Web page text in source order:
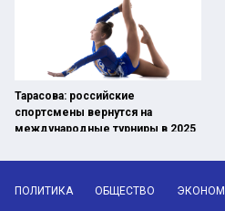
Тарасова: российские
спортсмены вернутся на
международные турниры в 2025
ПОЛИТИКА ОБЩЕСТВО